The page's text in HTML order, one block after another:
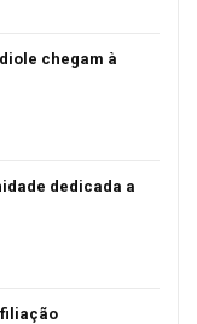
chegam à
dedicada a